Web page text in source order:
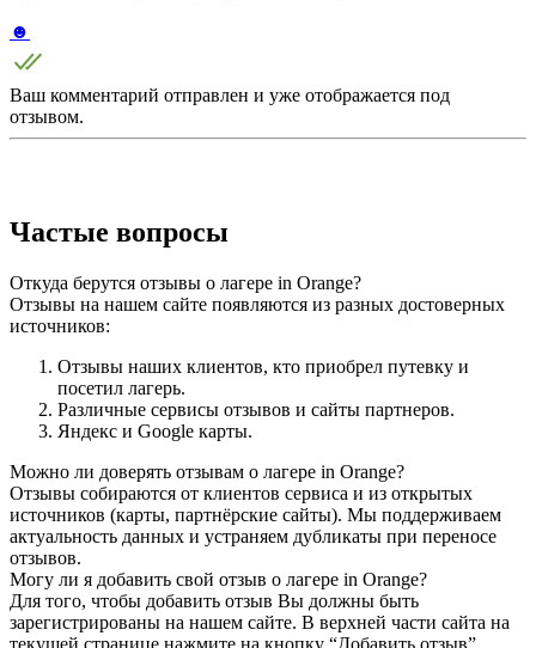
☻
Ваш комментарий отправлен и уже отображается под
отзывом.
Частые вопросы
Откуда берутся отзывы о лагере in Orange?
Отзывы на нашем сайте появляются из разных достоверных
источников:
Отзывы наших клиентов, кто приобрел путевку и
посетил лагерь.
Различные сервисы отзывов и сайты партнеров.
Яндекс и Google карты.
Можно ли доверять отзывам о лагере in Orange?
Отзывы собираются от клиентов сервиса и из открытых
источников (карты, партнёрские сайты). Мы поддерживаем
актуальность данных и устраняем дубликаты при переносе
отзывов.
Могу ли я добавить свой отзыв о лагере in Orange?
Для того, чтобы добавить отзыв Вы должны быть
зарегистрированы на нашем сайте. В верхней части сайта на
текущей странице нажмите на кнопку “Добавить отзыв”,